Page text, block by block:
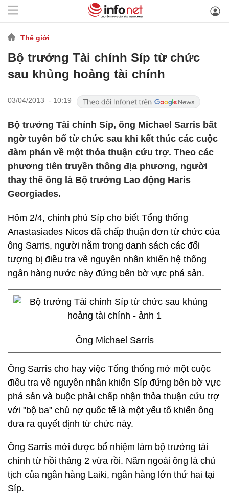
Thế giới
Bộ trưởng Tài chính Síp từ chức
sau khủng hoảng tài chính
03/04/2013 - 10:19
Bộ trưởng Tài chính Síp, ông Michael Sarris bất
ngờ tuyên bố từ chức sau khi kết thúc các cuộc
đàm phán về một thỏa thuận cứu trợ. Theo các
phương tiên truyền thông địa phương, người
thay thế ông là Bộ trưởng Lao động Haris
Georgiades.
Hôm 2/4, chính phủ Síp cho biết Tổng thống
Anastasiades Nicos đã chấp thuận đơn từ chức của
ông Sarris, người nằm trong danh sách các đối
tượng bị điều tra về nguyên nhân khiến hệ thống
ngân hàng nước này đứng bên bờ vực phá sản.
Ông Michael Sarris
Ông Sarris cho hay việc Tổng thống mở một cuộc
điều tra về nguyên nhân khiến Síp đứng bên bờ vực
phá sản và buộc phải chấp nhận thỏa thuận cứu trợ
với "bộ ba" chủ nợ quốc tế là một yếu tố khiến ông
đưa ra quyết định từ chức này.
Ông Sarris mới được bổ nhiệm làm bộ trưởng tài
chính từ hồi tháng 2 vừa rồi. Năm ngoái ông là chủ
tịch của ngân hàng Laiki, ngân hàng lớn thứ hai tại
Síp.